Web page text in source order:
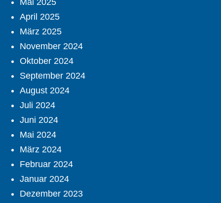
Mai 2025
April 2025
März 2025
November 2024
Oktober 2024
September 2024
August 2024
Juli 2024
Juni 2024
Mai 2024
März 2024
Februar 2024
Januar 2024
Dezember 2023